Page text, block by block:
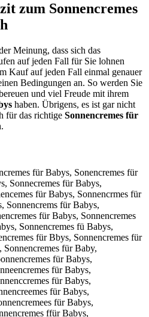
zum Sonnencremes
Meinung, dass sich das
auf jeden Fall für Sie lohnen
Kauf auf jeden Fall einmal genauer
Bedingungen an. So werden Sie
und viel Freude mit ihrem
haben. Übrigens, es ist gar nicht
für das richtige Sonnencremes für
Sionnencremes für Babys, Soinnencremes für Babys, Skonnencremes für Babys, Soknnencremes für Babys, Slonnencremes für Babys, Solnnencremes für Babys, Sponnencremes für Babys, Sopnnencremes für Babys, S9onnencremes für Babys, So9nnencremes für Babys, S0onnencremes für Babys, So0nnencremes für Babys, So nnencremes für Babys, Son nencremes für Babys, Sobnnencremes für Babys, Sonbnencremes für Babys, Sognnencremes für Babys, Songnencremes für Babys, Sohnnencremes für Babys, Sonhnencremes für Babys, Sojnnencremes für Babys, Sonjnencremes für Babys, Somnnencremes für Babys, Sonmnencremes für Babys, Sonn encremes für Babys, Sonnbencremes für Babys, Sonngencremes für Babys, Sonnhencremes für Babys, Sonnjencremes für Babys, Sonnmencremes für Babys, Sonnwencremes für Babys, Sonnewncremes für Babys, Sonnsencremes für Babys, Sonnesncremes für Babys, Sonndencremes für Babys, Sonnedncremes für Babys, Sonnfencremes für Babys, Sonnefncremes für Babys, Sonnrencremes für Babys, Sonnerncremes für Babys, Sonn3encremes für Babys, Sonne3ncremes für Babys, Sonn4encremes für Babys, Sonne4ncremes für Babys, Sonne ncremes für Babys, Sonnen cremes für Babys, Sonnebncremes für Babys, Sonnenbcremes für Babys, Sonnegncremes für Babys, Sonnengcremes für Babys, Sonnehncremes für Babys, Sonnenhcremes für Babys, Sonnejncremes für Babys, Sonnenjcremes für Babys, Sonnemncremes für Babys, Sonnenmcremes für Babys, Sonnenc remes für Babys, Sonnenxcremes für Babys, Sonnencxremes für Babys, Sonnenscremes für Babys, Sonnencsremes für Babys, Sonnendcremes für Babys, Sonnencdremes für Babys, Sonnenfcremes für Babys, Sonnencfremes für Babys, Sonnenvcremes für Babys, Sonnencvremes für Babys, Sonnenceremes für Babys, Sonnencrdemes für Babys, Sonnencrfemes für Babys, Sonnencgremes für Babys, Sonnencrgemes für Babys, Sonnenctremes für Babys, Sonnencrtemes für Babys, Sonnenc4remes für Babys, Sonnencr4emes für Babys, Sonnenc5remes für Babys, Sonnencr5emes für Babys, Sonnencrwemes für Babys, Sonnencrewmes für Babys, Sonnencrsemes für Babys, Sonnencresmes für Babys, Sonnencredmes für Babys, Sonnencrefmes für Babys, Sonnencrermes für Babys, Sonnencr3emes für Babys, Sonnencre3mes für Babys, Sonnencre4mes für Babys, Sonnencre mes für Babys, Sonnencrem es für Babys, Sonnencrenmes für Babys, Sonnencremnes für Babys, Sonnencrehmes für Babys, Sonnencremhes für Babys, Sonnencrejmes für Babys, Sonnencremjes für Babys, Sonnencrekmes für Babys, Sonnencremkes für Babys, Sonnencrelmes für Babys, Sonnencremles für Babys, Sonnencremwes für Babys, Sonnencremews für Babys, Sonnencremses für Babys, Sonnencremdes für Babys, Sonnencremeds für Babys, Sonnencremfes für Babys, Sonnencremefs für Babys, Sonnencremres für Babys, Sonnencremers für Babys, Sonnencrem3es für Babys, Sonnencreme3s für Babys, Sonnencrem4es für Babys, Sonnencreme4s für Babys, Sonnencremeqs für Babys, Sonnencremesq für Babys, Sonnencremesw für Babys, Sonnencremese für Babys, Sonnencremezs für Babys, Sonnencremesz für Babys, Sonnencremexs für Babys, Sonnencremesx für Babys, Sonnencremecs für Babys, Sonnencremesc für Babys, Sonnencremes cfür Babys, Sonnencremes fcür Babys, Sonnencremes dfür Babys, Sonnencremes fdür Babys, Sonnencremes efür Babys, Sonnencremes feür Babys, Sonnencremes rfür Babys, Sonnencremes frür Babys, Sonnencremes tfür Babys, Sonnencremes ftür Babys, Sonnencremes gfür Babys, Sonnencremes fgür Babys, Sonnencremes bfür Babys, Sonnencremes fbür Babys, Sonnencremes vfür Babys, Sonnencremes fvür Babys, Sonnencremes fpür Babys, Sonnencremes füpr Babys, Sonnencremes fäür Babys, Sonnencremes füär Babys, Sonnencremes föür Babys, Sonnencremes füör Babys, Sonnencremes füer Babys, Sonnencremes füre Babys, Sonnencremes füdr Babys, Sonnencremes fürd Babys, Sonnencremes füfr Babys, Sonnencremes fürf Babys, Sonnencremes fügr Babys, Sonnencremes fürg Babys, Sonnencremes fütr Babys, Sonnencremes fürt Babys, Sonnencremes fü4r Babys, Sonnencremes für4 Babys, Sonnencremes fü5r Babys, Sonnencremes für5 Babys, Sonnencremes für Babys, Sonnencremes für B abys, Sonnencremes für VBabys, Sonnencremes für BVabys, Sonnencremes für FBabys, Sonnencremes für BFabys, Sonnencremes für GBabys, Sonnencremes für BGabys, Sonnencremes für HBabys, Sonnencremes für BHabys, Sonnencremes für NBabys, Sonnencremes für BNabys, Sonnencremes für Bqabys, Sonnencremes für Baqbys, Sonnencremes für Bwabys, Sonnencremes für Bawbys, Sonnencremes für Bzabys, Sonnencremes für Bazbys, Sonnencremes für Bxabys, Sonnencremes für Baxbys, Sonnencremes für Ba bys, Sonnencremes für Bab ys, Sonnencremes für Bavbys, Sonnencremes für Babvys, Sonnencremes für Bafbys, Sonnencremes für Babfys, Sonnencremes für Bagbys, Sonnencremes für Babgys, Sonnencremes für Bahbys, Sonnencremes für Babhys, Sonnencremes für Banbys, Sonnencremes für Babnys, Sonnencremes für Babtys, Sonnencremes für Babyts, Sonnencremes für Babygs, Sonnencremes für Babyhs, Sonnencremes für Babjys, Sonnencremes für Babyjs, Sonnencremes für Babuys, Sonnencremes für Babyus, Sonnencremes für Bab6ys, Sonnencremes für Baby6s, Sonnencremes für Bab7ys, Sonnencremes für Baby7s, Sonnencremes für Babyqs, Sonnencremes für Babysq, Sonnencremes für Babyws, Sonnencremes für Babysw, Sonnencremes für Babyes, Sonnencremes für Babyse, Sonnencremes für Babyzs, Sonnencremes für Babysz, Sonnencre